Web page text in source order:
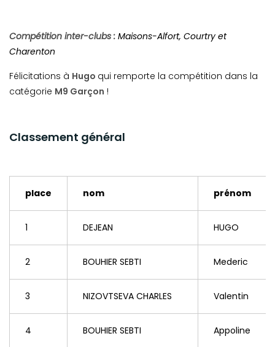
Compétition inter-clubs : Maisons-Alfort, Courtry et
Charenton
Félicitations à Hugo qui remporte la compétition dans la
catégorie M9 Garçon !
Classement général
place nom prénom
1 DEJEAN HUGO
2 BOUHIER SEBTI Mederic
3 NIZOVTSEVA CHARLES Valentin
4 BOUHIER SEBTI Appoline